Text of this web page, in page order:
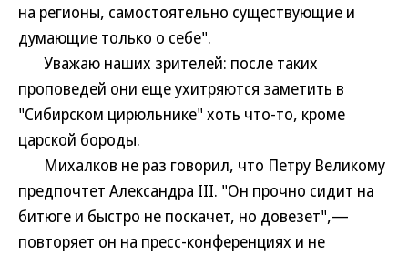
на регионы, самостоятельно существующие и
думающие только о себе".
Уважаю наших зрителей: после таких
проповедей они еще ухитряются заметить в
"Сибирском цирюльнике" хоть что-то, кроме
царской бороды.
Михалков не раз говорил, что Петру Великому
предпочтет Александра III. "Он прочно сидит на
битюге и быстро не поскачет, но довезет",—
повторяет он на пресс-конференциях и не